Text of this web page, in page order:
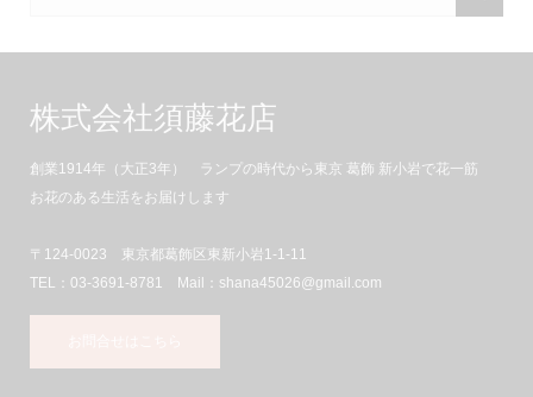
株式会社須藤花店
創業1914年（大正3年） ランプの時代から東京 葛飾 新小岩で花一筋
お花のある生活をお届けします
〒124-0023 東京都葛飾区東新小岩1-1-11
TEL：03-3691-8781 Mail：shana45026@gmail.com